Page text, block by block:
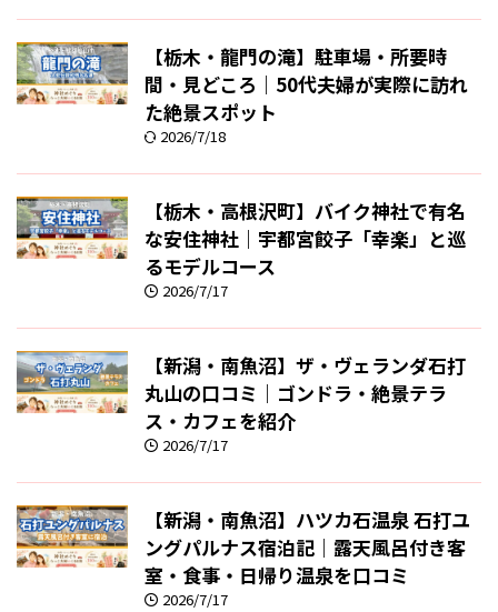
【栃木・龍門の滝】駐車場・所要時
間・見どころ｜50代夫婦が実際に訪れ
た絶景スポット
2026/7/18
【栃木・高根沢町】バイク神社で有名
な安住神社｜宇都宮餃子「幸楽」と巡
るモデルコース
2026/7/17
【新潟・南魚沼】ザ・ヴェランダ石打
丸山の口コミ｜ゴンドラ・絶景テラ
ス・カフェを紹介
2026/7/17
【新潟・南魚沼】ハツカ石温泉 石打ユ
ングパルナス宿泊記｜露天風呂付き客
室・食事・日帰り温泉を口コミ
2026/7/17